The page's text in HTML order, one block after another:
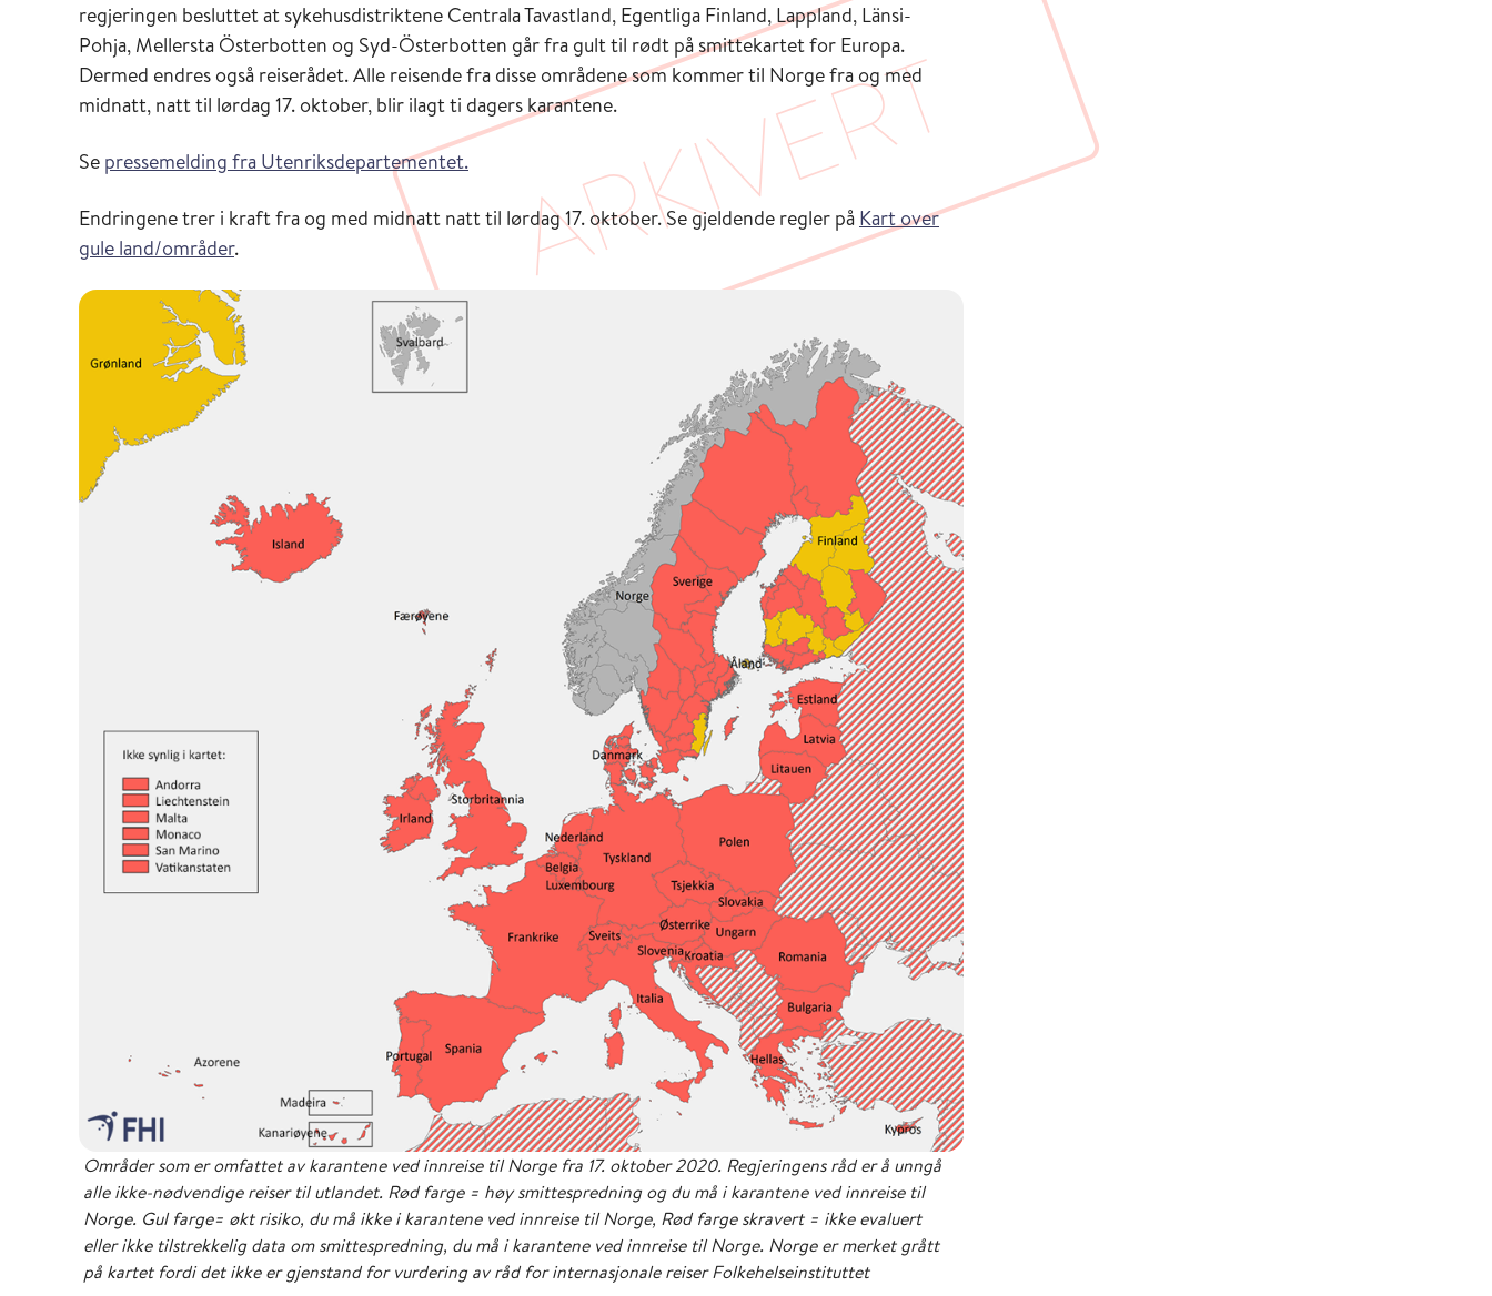
regjeringen besluttet at sykehusdistriktene Centrala Tavastland, Egentliga Finland, Lappland, Länsi-
Pohja, Mellersta Österbotten og Syd-Österbotten går fra gult til rødt på smittekartet for Europa.
Dermed endres også reiserådet. Alle reisende fra disse områdene som kommer til Norge fra og med
midnatt, natt til lørdag 17. oktober, blir ilagt ti dagers karantene.
Se pressemelding fra Utenriksdepartementet.
Endringene trer i kraft fra og med midnatt natt til lørdag 17. oktober. Se gjeldende regler på Kart over
gule land/områder.
Områder som er omfattet av karantene ved innreise til Norge fra 17. oktober 2020. Regjeringens råd er å unngå
alle ikke-nødvendige reiser til utlandet. Rød farge = høy smittespredning og du må i karantene ved innreise til
Norge. Gul farge= økt risiko, du må ikke i karantene ved innreise til Norge, Rød farge skravert = ikke evaluert
eller ikke tilstrekkelig data om smittespredning, du må i karantene ved innreise til Norge. Norge er merket grått
på kartet fordi det ikke er gjenstand for vurdering av råd for internasjonale reiser Folkehelseinstituttet